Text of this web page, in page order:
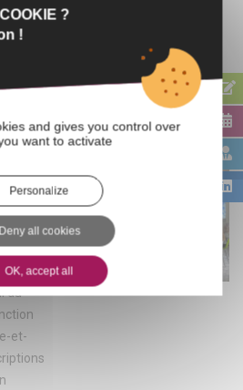
et
de
pris
de la
au
du
et-
?
!
and gives you control over
want to activate
Personalize
Deny all cookies
OK, accept all